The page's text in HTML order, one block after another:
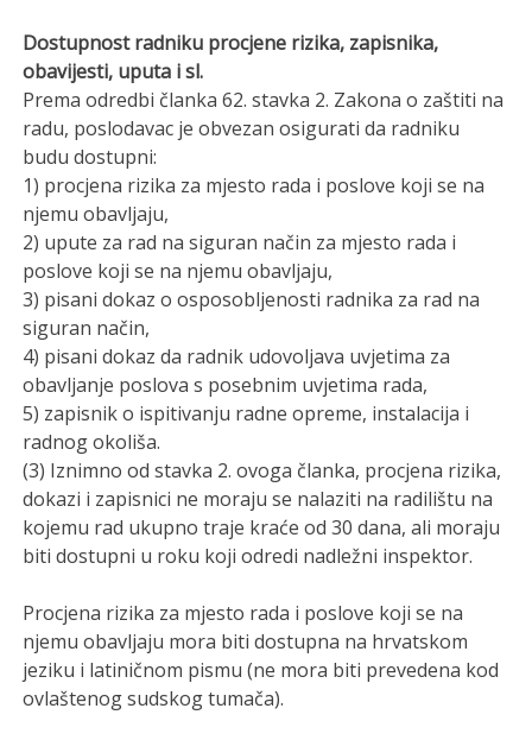
Dostupnost radniku procjene rizika, zapisnika,
obavijesti, uputa i sl.
Prema odredbi članka 62. stavka 2. Zakona o zaštiti na
radu, poslodavac je obvezan osigurati da radniku
budu dostupni:
1) procjena rizika za mjesto rada i poslove koji se na
njemu obavljaju,
2) upute za rad na siguran način za mjesto rada i
poslove koji se na njemu obavljaju,
3) pisani dokaz o osposobljenosti radnika za rad na
siguran način,
4) pisani dokaz da radnik udovoljava uvjetima za
obavljanje poslova s posebnim uvjetima rada,
5) zapisnik o ispitivanju radne opreme, instalacija i
radnog okoliša.
(3) Iznimno od stavka 2. ovoga članka, procjena rizika,
dokazi i zapisnici ne moraju se nalaziti na radilištu na
kojemu rad ukupno traje kraće od 30 dana, ali moraju
biti dostupni u roku koji odredi nadležni inspektor.
Procjena rizika za mjesto rada i poslove koji se na
njemu obavljaju mora biti dostupna na hrvatskom
jeziku i latiničnom pismu (ne mora biti prevedena kod
ovlaštenog sudskog tumača).